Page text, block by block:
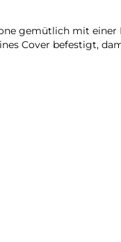
gemütlich mit einer
Cover befestigt,